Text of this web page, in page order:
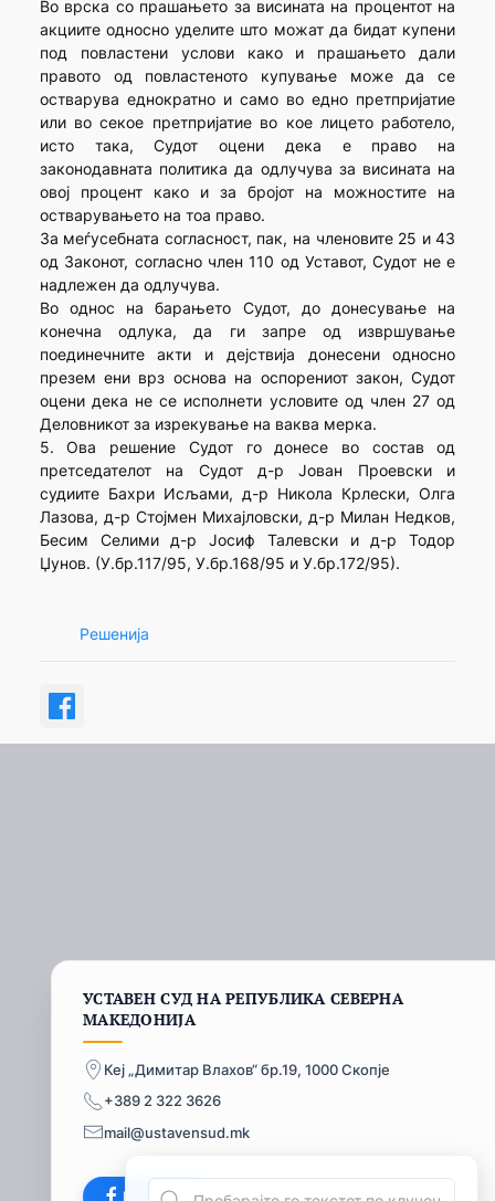
Во врска со прашањето за висината на процентот на
акциите односно уделите што можат да бидат купени
под повластени услови како и прашањето дали
правото од повластеното купување може да се
остварува еднократно и само во едно претпријатие
или во секое претпријатие во кое лицето работело,
исто така, Судот оцени дека е право на
законодавната политика да одлучува за висината на
овој процент како и за бројот на можностите на
остварувањето на тоа право.
За меѓусебната согласност, пак, на членовите 25 и 43
од Законот, согласно член 110 од Уставот, Судот не е
надлежен да одлучува.
Во однос на барањето Судот, до донесување на
конечна одлука, да ги запре од извршување
поединечните акти и дејствија донесени односно
презем ени врз основа на оспорениот закон, Судот
оцени дека не се исполнети условите од член 27 од
Деловникот за изрекување на ваква мерка.
5. Ова решение Судот го донесе во состав од
претседателот на Судот д-р Јован Проевски и
судиите Бахри Исљами, д-р Никола Крлески, Олга
Лазова, д-р Стојмен Михајловски, д-р Милан Недков,
Бесим Селими д-р Јосиф Талевски и д-р Тодор
Џунов. (У.бр.117/95, У.бр.168/95 и У.бр.172/95).
Решенија
УСТАВЕН СУД НА РЕПУБЛИКА СЕВЕРНА
МАКЕДОНИЈА
Кеј „Димитар Влахов“ бр.19, 1000 Скопје
+389 2 322 3626
mail@ustavensud.mk
Facebook